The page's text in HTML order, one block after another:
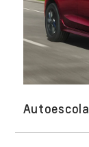
Autoescola